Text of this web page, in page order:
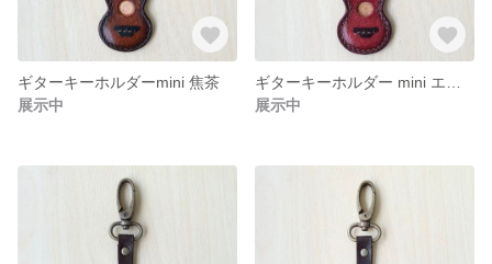
ギターキーホルダーmini 焦茶
展示中
展示中